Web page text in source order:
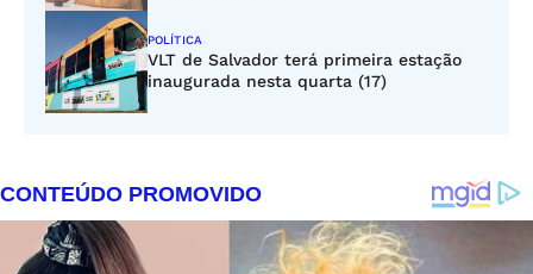
POLÍTICA
VLT de Salvador terá primeira estação
inaugurada nesta quarta (17)